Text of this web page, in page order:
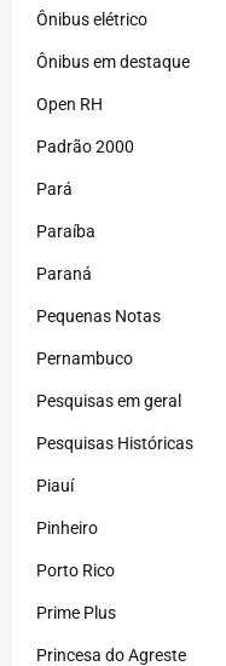
Ônibus elétrico
Ônibus em destaque
Open RH
Padrão 2000
Pará
Paraíba
Paraná
Pequenas Notas
Pernambuco
Pesquisas em geral
Pesquisas Históricas
Piauí
Pinheiro
Porto Rico
Prime Plus
Princesa do Agreste